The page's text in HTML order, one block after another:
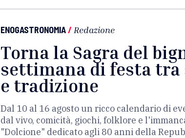
ENOGASTRONOMIA/ Redazione
Torna la Sagra del
settimana di festa
e tradizione
Dal 10 al 16 agosto un ricco calendario di
dal vivo, comicità, giochi, folklore e
"Dolcione" dedicato agli 80 anni della